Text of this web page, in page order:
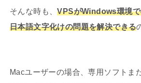
そんな時も、VPSがWindows環境
日本語文字化けの問題を解決できる
Macユーザーの場合、専用ソフトま